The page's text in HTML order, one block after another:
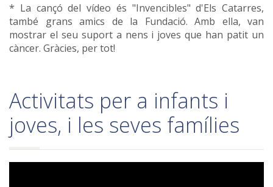
* La cançó del vídeo és "Invencibles" d'Els Catarres,
també grans amics de la Fundació. Amb ella, van
mostrar el seu suport a nens i joves que han patit un
càncer. Gràcies, per tot!
Activitats per a infants i
joves, i les seves famílies